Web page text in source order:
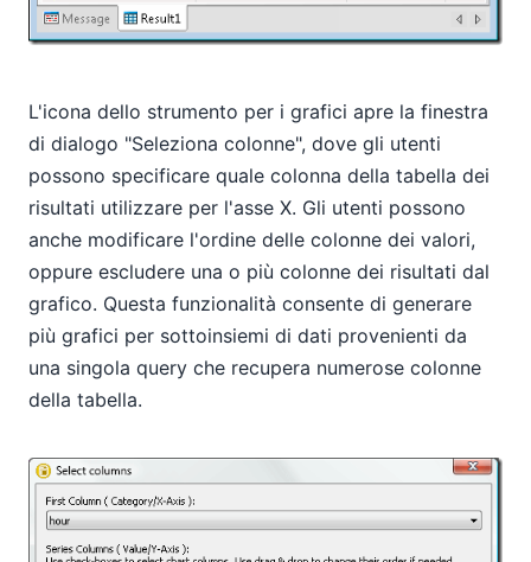
L'icona dello strumento per i grafici apre la finestra
di dialogo "Seleziona colonne", dove gli utenti
possono specificare quale colonna della tabella dei
risultati utilizzare per l'asse X. Gli utenti possono
anche modificare l'ordine delle colonne dei valori,
oppure escludere una o più colonne dei risultati dal
grafico. Questa funzionalità consente di generare
più grafici per sottoinsiemi di dati provenienti da
una singola query che recupera numerose colonne
della tabella.